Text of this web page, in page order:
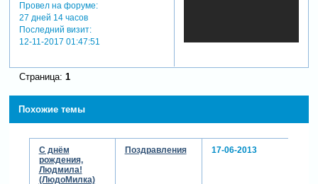
Провел на форуме:
27 дней 14 часов
Последний визит:
12-11-2017 01:47:51
Страница: 1
Похожие темы
С днём
рождения,
Людмила!
(ЛюдоМилка)
Поздравления 17-06-2013